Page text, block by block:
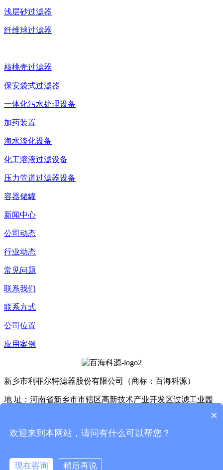
浅层砂过滤器
纤维球过滤器
核桃壳过滤器
保安袋式过滤器
一体化污水处理设备
加药装置
海水淡化设备
化工溶液过滤设备
压力管道过滤器设备
容器储罐
新闻中心
公司动态
行业动态
常见问题
联系我们
联系方式
公司位置
应用案例
新乡市利菲尔特滤器股份有限公司（商标：百海科源）
地 址：河南省新乡市市辖区高新技术产业开发区过滤工业园
Copyright © 2025 利菲尔特（商标：百海科源） 版权所有
ICP备11005909号-24
XML
×
欢迎来到本网站，请问有什么可以帮您？
现在咨询 稍后再说